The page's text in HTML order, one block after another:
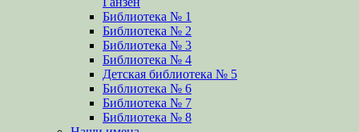
Библиотека № 1
Библиотека № 2
Библиотека № 3
Библиотека № 4
Детская библиотека № 5
Библиотека № 6
Библиотека № 7
Библиотека № 8